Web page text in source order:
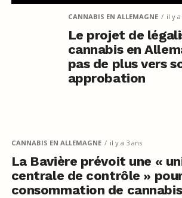
CANNABIS EN ALLEMAGNE il y
Le projet de
cannabis en
pas de plus vers
approbation
CANNABIS EN ALLEMAGNE il y a 3 ans
La Bavière prévoit une «
centrale de contrôle »
consommation de cannabis